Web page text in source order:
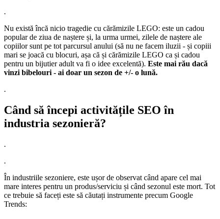
.
Nu există încă nicio tragedie cu cărămizile LEGO: este un cadou
popular de ziua de naștere și, la urma urmei, zilele de naștere ale
copiilor sunt pe tot parcursul anului (să nu ne facem iluzii - și copiii
mari se joacă cu blocuri, așa că și cărămizile LEGO ca și cadou
pentru un bijutier adult va fi o idee excelentă). Este mai rău dacă
vinzi bibelouri - ai doar un sezon de +/- o lună.
.
Când să începi activitățile SEO în
industria sezonieră?
.
.
În industriile sezoniere, este ușor de observat când apare cel mai
mare interes pentru un produs/serviciu și când sezonul este mort. Tot
ce trebuie să faceți este să căutați instrumente precum Google
Trends: